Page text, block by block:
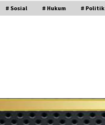
# Sosial # Hukum # Politik